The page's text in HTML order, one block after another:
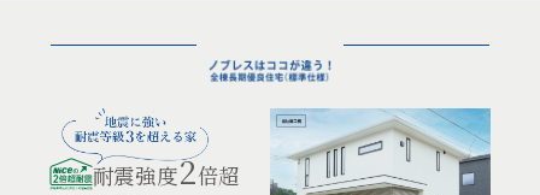
耐震強度2倍超